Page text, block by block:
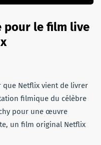
pour le film live
que Netflix vient de livrer
filmique du célèbre
pour une œuvre
un film original Netflix